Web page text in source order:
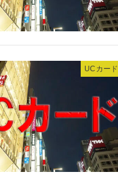
UCカード